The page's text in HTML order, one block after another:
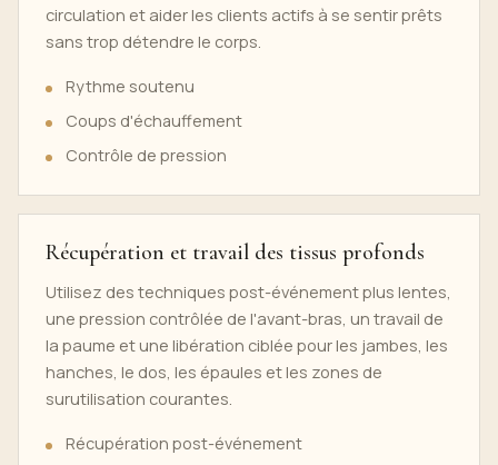
circulation et aider les clients actifs à se sentir prêts
sans trop détendre le corps.
Rythme soutenu
Coups d'échauffement
Contrôle de pression
Récupération et travail des tissus profonds
Utilisez des techniques post-événement plus lentes,
une pression contrôlée de l'avant-bras, un travail de
la paume et une libération ciblée pour les jambes, les
hanches, le dos, les épaules et les zones de
surutilisation courantes.
Récupération post-événement